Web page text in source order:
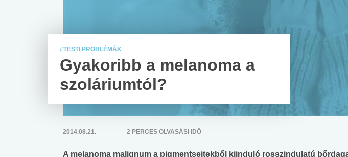
#TESTI PROBLÉMÁK
Gyakoribb a melanoma a
szoláriumtól?
2014.08.21. 2 PERCES OLVASÁSI IDŐ
A melanoma malignum a pigmentsejtekből kiinduló rosszindulatú